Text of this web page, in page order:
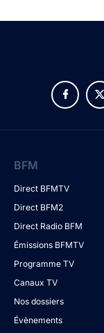
BFM
Direct BFMTV
Direct BFM2
Direct Radio BFM
Émissions BFMTV
Programme TV
Canaux TV
Nos dossiers
Évènements